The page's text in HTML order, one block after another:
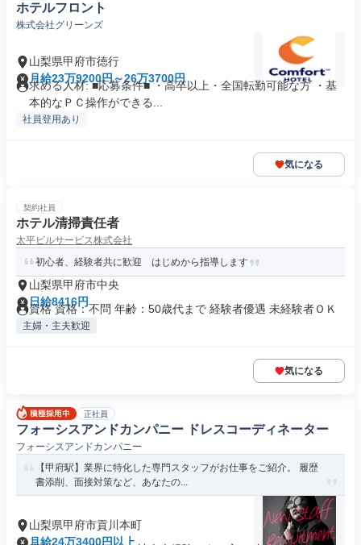
ホテルフロント
株式会社グリーンズ
山梨県甲府市徳行
月給23万9200円～26万3700円
求める人材: ■応募条件■ ・高卒以上・全国転勤可能な方 ・基
本的なＰＣ操作ができる...
社員登用あり
気になる
契約社員
ホテル清掃責任者
太平ビルサービス株式会社
初心者、経験者共に歓迎 はじめから指導します
山梨県甲府市中央
日給8416円
資格 資格：不問 年齢：50歳代まで 経験者優遇 未経験者ＯＫ
主婦・主夫歓迎
気になる
正社員
フォーシスアンドカンパニー ドレスコーディネーター
フォーシスアンドカンパニー
【甲府駅】業界に特化した専門スタッフがお仕事をご紹介。 履歴
書添削、面接対策など、あなたの...
山梨県甲府市貢川本町
月給24万3400円以上